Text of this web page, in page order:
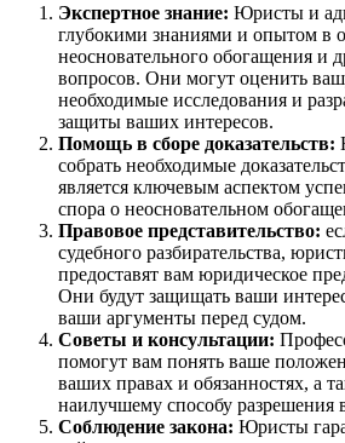
Экспертное знание: Юристы и
глубокими знаниями и опытом в
неосновательного обогащения и
вопросов. Они могут оценить
необходимые исследования и
защиты ваших интересов.
Помощь в сборе доказательств:
собрать необходимые
является ключевым аспектом
спора о неосновательном
Правовое представительство:
судебного разбирательства,
предоставят вам юридическое
Они будут защищать ваши
ваши аргументы перед судом.
Советы и консультации:
помогут вам понять ваше
ваших правах и обязанностях, а
наилучшему способу разрешения
Соблюдение закона: Юристы